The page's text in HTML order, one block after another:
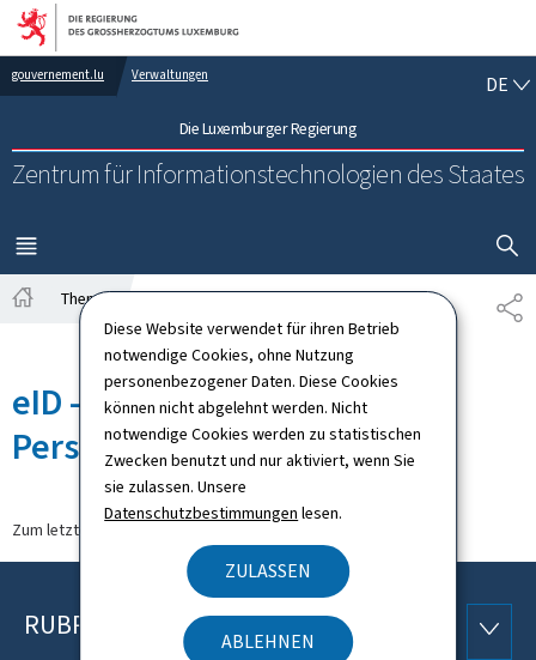
Diese Website verwendet für ihren Betrieb
notwendige Cookies, ohne Nutzung
personenbezogener Daten. Diese Cookies
können nicht abgelehnt werden. Nicht
notwendige Cookies werden zu statistischen
Zwecken benutzt und nur aktiviert, wenn Sie
sie zulassen. Unsere
Datenschutzbestimmungen lesen.
ZULASSEN
ABLEHNEN
Zur Hauptnavigation
Zum Inhalt
gouvernement.lu Verwaltungen
Die Luxemburger Regierung
Zentrum für Informationstechnologien des Staates
DE
MENÜ
HAUPT-
Startseite
Themen
eID – Ihr elektronischer
Personalausweis
Zum letzten Mal aktualisiert am 11.09.2024
Footer
RUBRIKEN